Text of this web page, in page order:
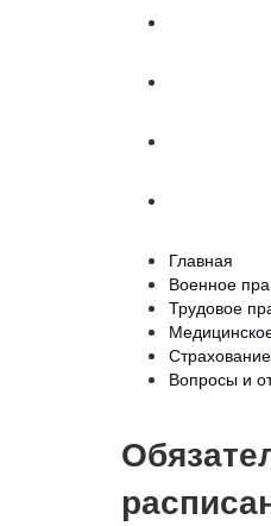
Главная
Военное
Трудовое
Страхование
Вопросы и